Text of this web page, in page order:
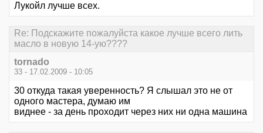
Лукойл лучше всех.
Re: Подскажите пожалуйста какое лучше всего лить
масло в новую 14-ую????
tornado
33 - 17.02.2009 - 10:05
30 откуда такая уверенность? Я слышал это не от
одного мастера, думаю им
виднее - за день проходит через них ни одна машина